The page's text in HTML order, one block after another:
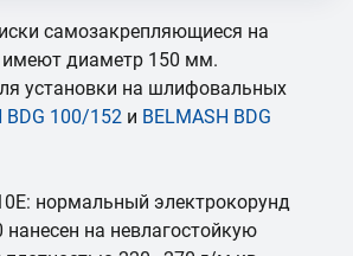
самозакрепляющиеся на
диаметр 150 мм.
установки на шлифовальных
BDG 100/152 и BELMASH BDG
нормальный электрокорунд
на невлагостойкую